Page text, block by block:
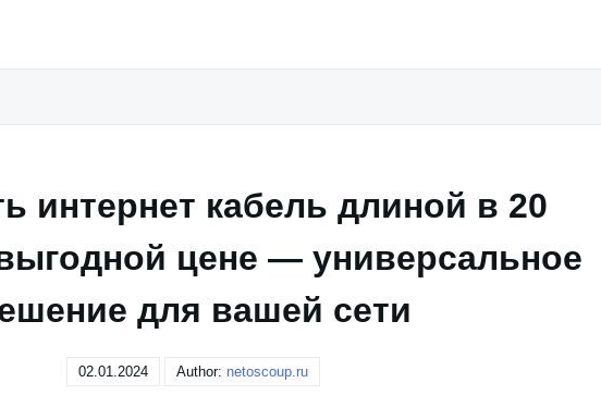
интернет кабель длиной в 20
цене — универсальное
для вашей сети
02.01.2024 Author: netoscoup.ru